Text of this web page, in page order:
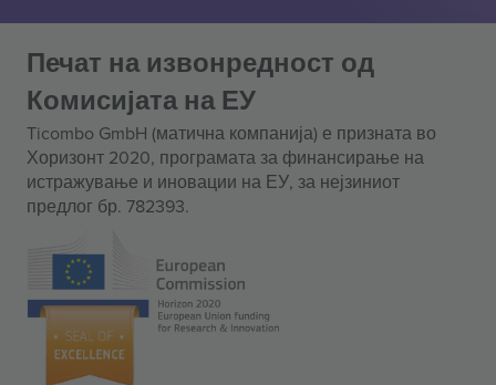
Печат на извонредност од
Комисијата на ЕУ
Ticombo GmbH (матична компанија) е призната во
Хоризонт 2020, програмата за финансирање на
истражување и иновации на ЕУ, за нејзиниот
предлог бр. 782393.